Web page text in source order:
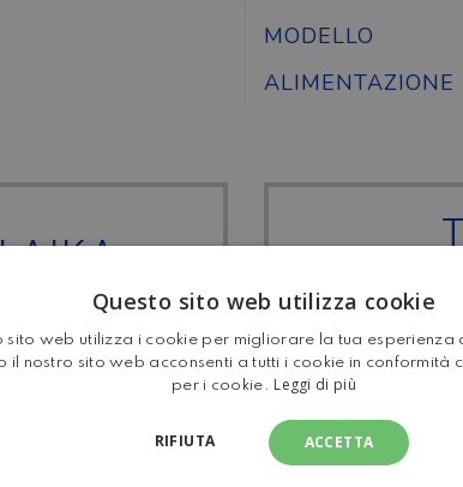
MODELLO
ALIMENTAZIONE
Questo sito web utilizza cookie
sito web utilizza i cookie per migliorare la tua esperienza
il nostro sito web acconsenti a tutti i cookie in conformità
per i cookie. Leggi di più
ACCETTA
RIFIUTA